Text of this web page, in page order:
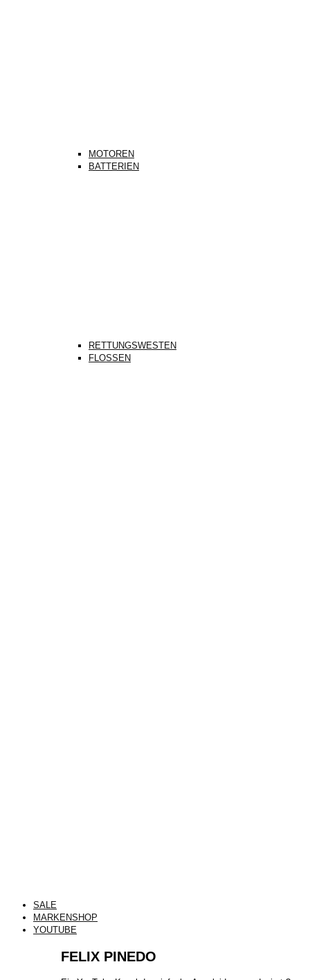
MOTOREN
BATTERIEN
RETTUNGSWESTEN
FLOSSEN
SALE
MARKENSHOP
YOUTUBE
FELIX PINEDO